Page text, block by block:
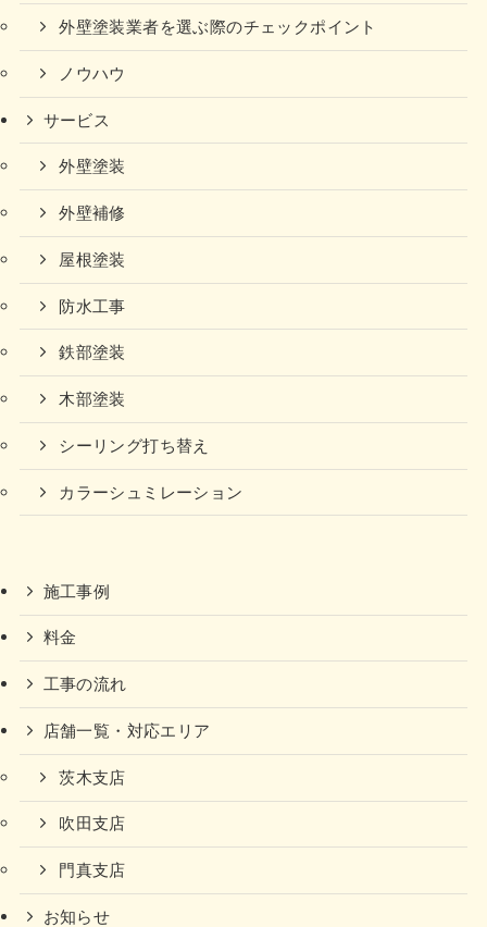
外壁塗装業者を選ぶ際のチェックポイント
ノウハウ
サービス
外壁塗装
外壁補修
屋根塗装
防水工事
鉄部塗装
木部塗装
シーリング打ち替え
カラーシュミレーション
施工事例
料金
工事の流れ
店舗一覧・対応エリア
茨木支店
吹田支店
門真支店
お知らせ